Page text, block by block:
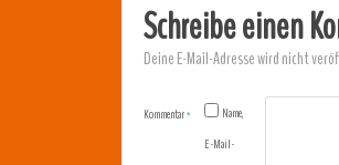
Schreibe einen
Deine E-Mail-Adresse wird nicht
Kommentar*
Name,
E-Mail-